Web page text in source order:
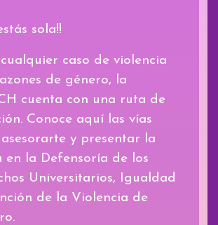
sola!!
caso de violencia
de género, la
cuenta con una ruta de
Conoce aquí las vías
y presentar la
en la Defensoría de los
Universitarios, Igualdad
de la Violencia de